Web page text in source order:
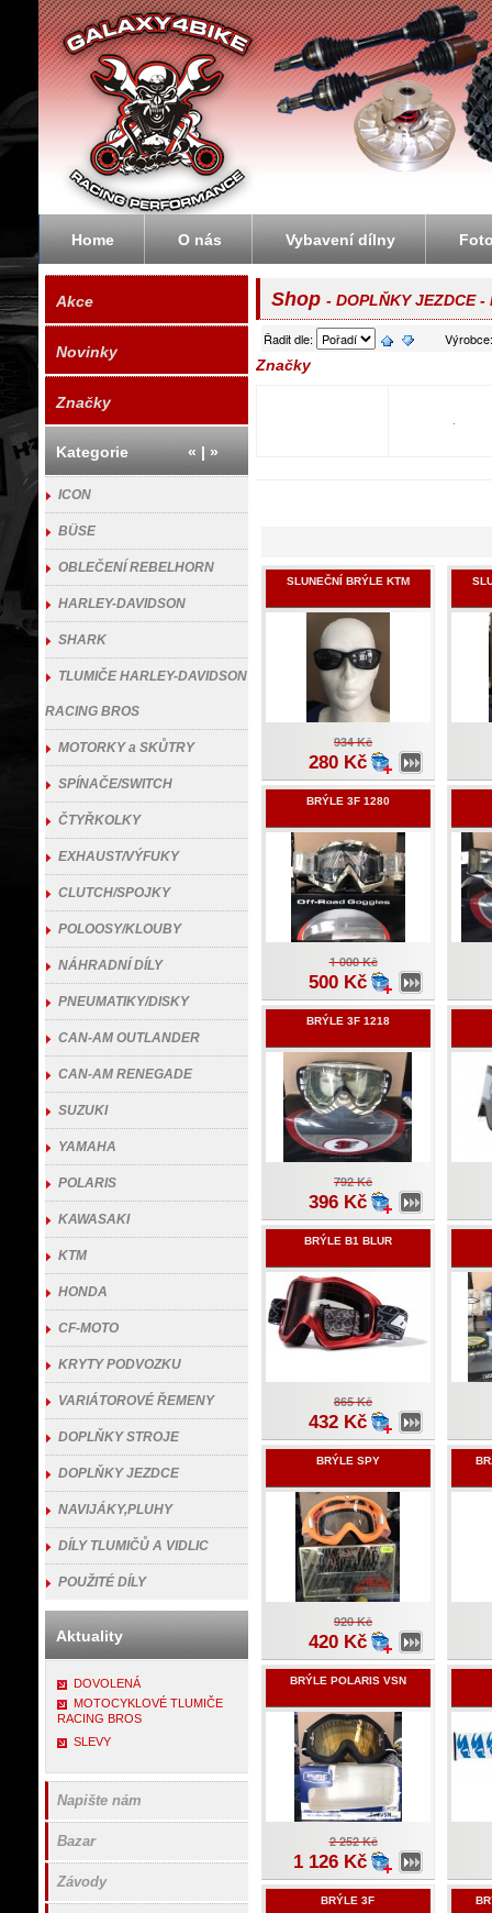
Galaxybike.cz - motorky, čtyřkolky,
Shop - DOPLŇKY JEZDCE -
Řadit dle:
Značky
SLUNEČNÍ BRÝLE KTM
934 Kč
280 Kč
BRÝLE 3F 1280
1 000 Kč
500 Kč
BRÝLE 3F 1218
792 Kč
396 Kč
BRÝLE B1 BLUR
865 Kč
432 Kč
BRÝLE SPY
920 Kč
420 Kč
BRÝLE POLARIS VSN
2 252 Kč
1 126 Kč
BRÝLE 3F
Akce
Novinky
Značky
Kategorie « | »
ICON
BÜSE
OBLEČENÍ REBELHORN
HARLEY-DAVIDSON
SHARK
TLUMIČE HARLEY-DAVIDSON
RACING BROS
MOTORKY a SKŮTRY
SPÍNAČE/SWITCH
ČTYŘKOLKY
EXHAUST/VÝFUKY
CLUTCH/SPOJKY
POLOOSY/KLOUBY
NÁHRADNÍ DÍLY
PNEUMATIKY/DISKY
CAN-AM OUTLANDER
CAN-AM RENEGADE
SUZUKI
YAMAHA
POLARIS
KAWASAKI
KTM
HONDA
CF-MOTO
KRYTY PODVOZKU
VARIÁTOROVÉ ŘEMENY
DOPLŇKY STROJE
DOPLŇKY JEZDCE
NAVIJÁKY,PLUHY
DÍLY TLUMIČŮ A VIDLIC
POUŽITÉ DÍLY
Aktuality
DOVOLENÁ
MOTOCYKLOVÉ TLUMIČE
RACING BROS
SLEVY
Napište nám
Bazar
Závody
Home O nás Vybavení dílny